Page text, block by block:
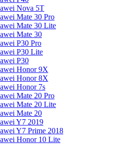
Nova 5T
Mate 30 Pro
Mate 30 Lite
Mate 30
P30 Pro
P30 Lite
P30
Honor 9X
Honor 8X
Honor 7s
Mate 20 Pro
Mate 20 Lite
Mate 20
Y7 2019
Y7 Prime 2018
Honor 10 Lite